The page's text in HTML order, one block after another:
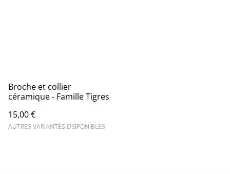
Broche et collier
céramique - Famille Tigres
15,00 €
AUTRES VARIANTES DISPONIBLES